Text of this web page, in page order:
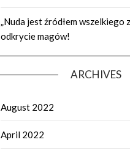
„Nuda jest źródłem wszelkiego
odkrycie magów!
ARCHIVES
August 2022
April 2022